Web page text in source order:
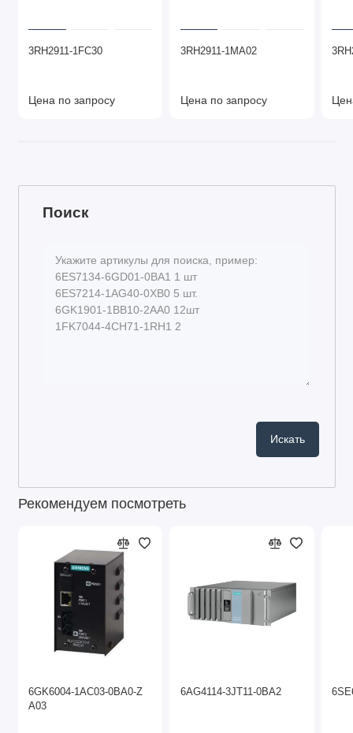
3RH2911-1FC30
Цена по запросу
3RH2911-1MA02
Цена по запросу
Поиск
Рекомендуем посмотреть
6GK6004-1AC03-0BA0-Z
A03
6AG4114-3JT11-0BA2